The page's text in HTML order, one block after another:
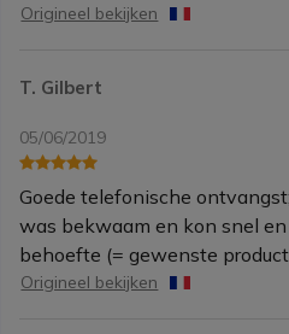
Origineel bekijken
T. Gilbert
05/06/2019
Goede telefonische
was bekwaam en kon snel
behoefte (= gewenste
Origineel bekijken